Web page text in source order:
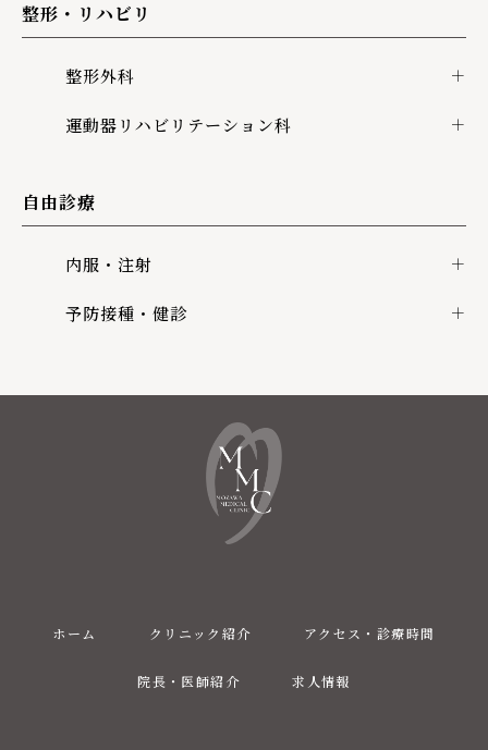
整形・リハビリ
整形外科
運動器リハビリテーション科
自由診療
内服・注射
予防接種・健診
ホーム クリニック紹介 アクセス・診療時間
院長・医師紹介 求人情報